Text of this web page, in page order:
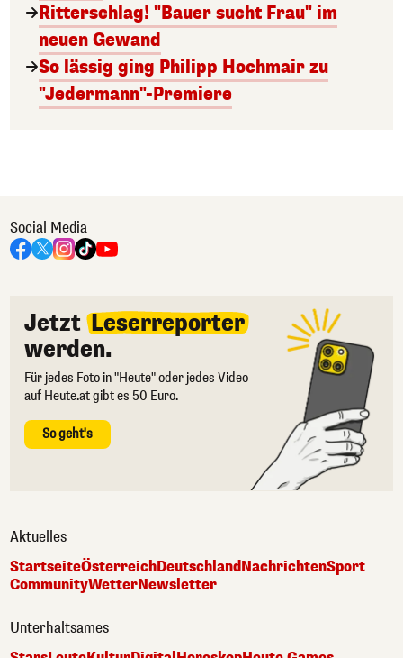
Ritterschlag! "Bauer sucht Frau" im
neuen Gewand
So lässig ging Philipp Hochmair zu
"Jedermann"-Premiere
Social Media
Jetzt Leserreporter
werden.
Für jedes Foto in "Heute" oder jedes Video
auf Heute.at gibt es 50 Euro.
So geht's
Aktuelles
StartseiteÖsterreichDeutschlandNachrichtenSport
CommunityWetterNewsletter
Unterhaltsames